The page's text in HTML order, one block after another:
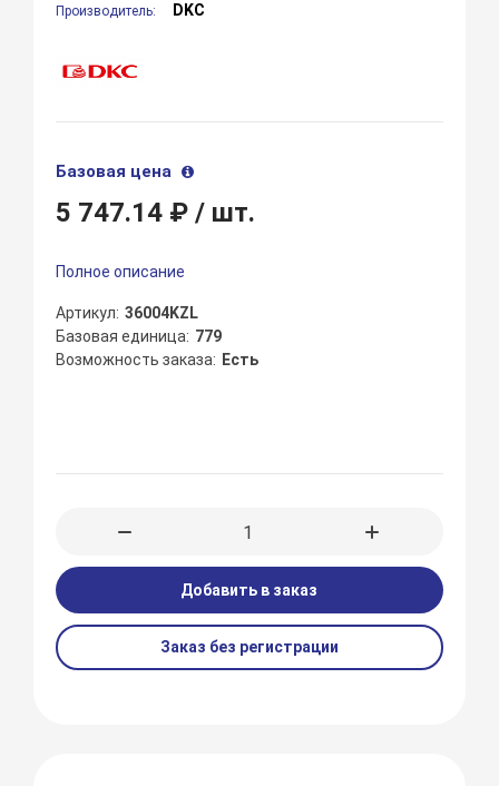
Производитель: DKC
Базовая цена
5 747.14 ₽/ шт.
Полное описание
Артикул 36004KZL
Базовая единица 779
Возможность заказа
Есть
Добавить в заказ
Заказ без регистрации